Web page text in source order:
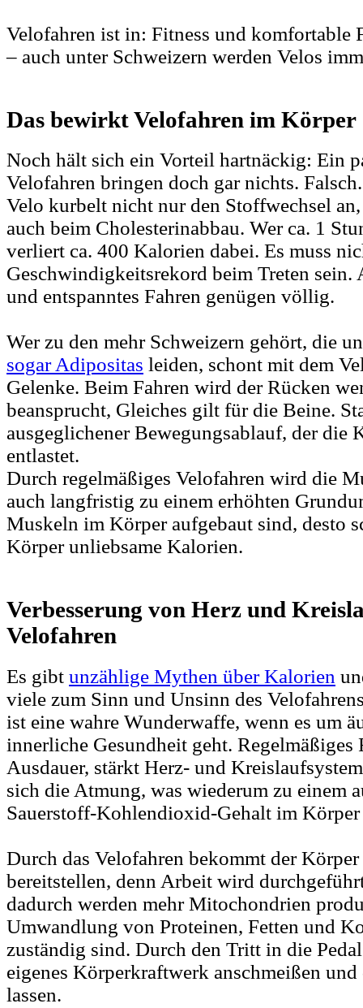
Velofahren ist in: Fitness und komfortable
– auch unter Schweizern werden Velos
Das bewirkt Velofahren im Körper
Noch hält sich ein Vorteil hartnäckig: Ein
Velofahren bringen doch gar nichts.
Velo kurbelt nicht nur den Stoffwechsel
auch beim Cholesterinabbau. Wer ca. 1
verliert ca. 400 Kalorien dabei. Es muss
Geschwindigkeitsrekord beim Treten sein.
und entspanntes Fahren genügen völlig.
Wer zu den mehr Schweizern gehört, die
sogar Adipositas leiden, schont mit dem
Gelenke. Beim Fahren wird der Rücken
beansprucht, Gleiches gilt für die Beine.
ausgeglichener Bewegungsablauf, der die
entlastet.
Durch regelmäßiges Velofahren wird die
auch langfristig zu einem erhöhten
Muskeln im Körper aufgebaut sind, desto
Körper unliebsame Kalorien.
Verbesserung von Herz und
Velofahren
Es gibt unzählige Mythen über Kalorien
viele zum Sinn und Unsinn des
ist eine wahre Wunderwaffe, wenn es um
innerliche Gesundheit geht. Regelmäßiges
Ausdauer, stärkt Herz- und
sich die Atmung, was wiederum zu einem
Sauerstoff-Kohlendioxid-Gehalt im
Durch das Velofahren bekommt der
bereitstellen, denn Arbeit wird
dadurch werden mehr Mitochondrien
Umwandlung von Proteinen, Fetten und
zuständig sind. Durch den Tritt in die
eigenes Körperkraftwerk anschmeißen
lassen.